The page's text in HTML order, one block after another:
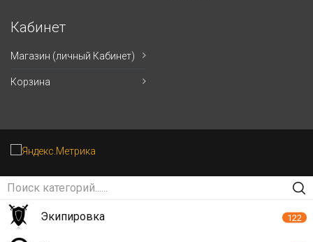
Кабинет
Магазин (личный Кабинет)
Корзина
Экипировка 122